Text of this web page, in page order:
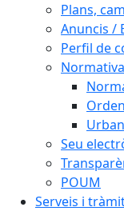
Plans,
Anuncis /
Perfil de
Normativa
Seu
POUM
Serveis i